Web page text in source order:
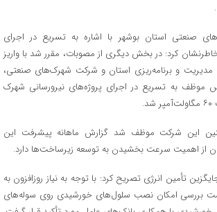
صنعتی استان بوشهر با اشاره به تسریع در اجرای
کرد: در بخش دیگری از مصوبات، مقرر شد با واریز
مدیریت و برنامه‌ریزی استان و شرکت شهرک‌های صنعتی،
موظف به تسریع در اجرای پروژه‌های نیرورسانی شهرک
این شرکت موظف شد گزارش ماهانه پیشرفت این
از اهمیت سرعت بخشیدن به توسعه زیرساخت‌ها دارد.
تأمین انرژی تصریح کرد: با توجه به نیاز روزافزون به
بررسی امکان نصب سلو‌ل‌های خورشیدی روی سوله‌های